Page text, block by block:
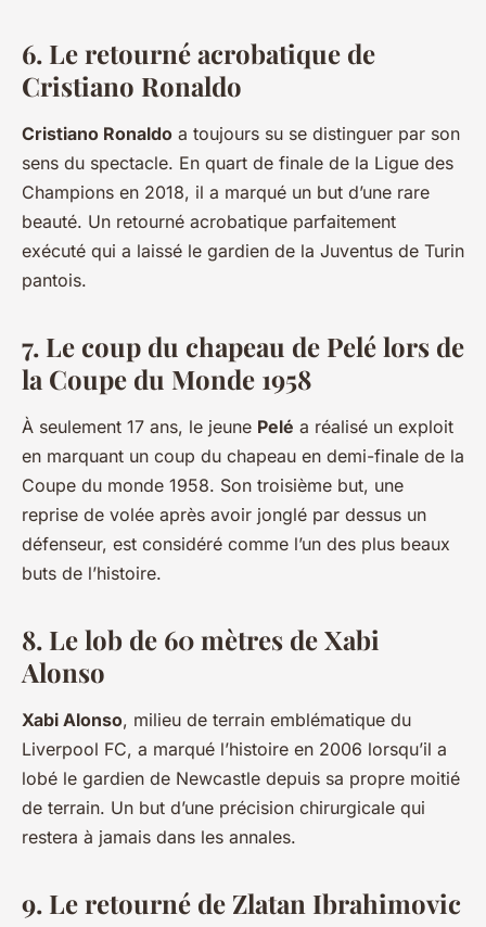
6. Le retourné acrobatique de
Cristiano Ronaldo
Cristiano Ronaldo a toujours su se distinguer par son
sens du spectacle. En quart de finale de la Ligue des
Champions en 2018, il a marqué un but d’une rare
beauté. Un retourné acrobatique parfaitement
exécuté qui a laissé le gardien de la Juventus de Turin
pantois.
7. Le coup du chapeau de Pelé lors de
la Coupe du Monde 1958
À seulement 17 ans, le jeune Pelé a réalisé un exploit
en marquant un coup du chapeau en demi-finale de la
Coupe du monde 1958. Son troisième but, une
reprise de volée après avoir jonglé par dessus un
défenseur, est considéré comme l’un des plus beaux
buts de l’histoire.
8. Le lob de 60 mètres de Xabi
Alonso
Xabi Alonso, milieu de terrain emblématique du
Liverpool FC, a marqué l’histoire en 2006 lorsqu’il a
lobé le gardien de Newcastle depuis sa propre moitié
de terrain. Un but d’une précision chirurgicale qui
restera à jamais dans les annales.
9. Le retourné de Zlatan Ibrahimovic